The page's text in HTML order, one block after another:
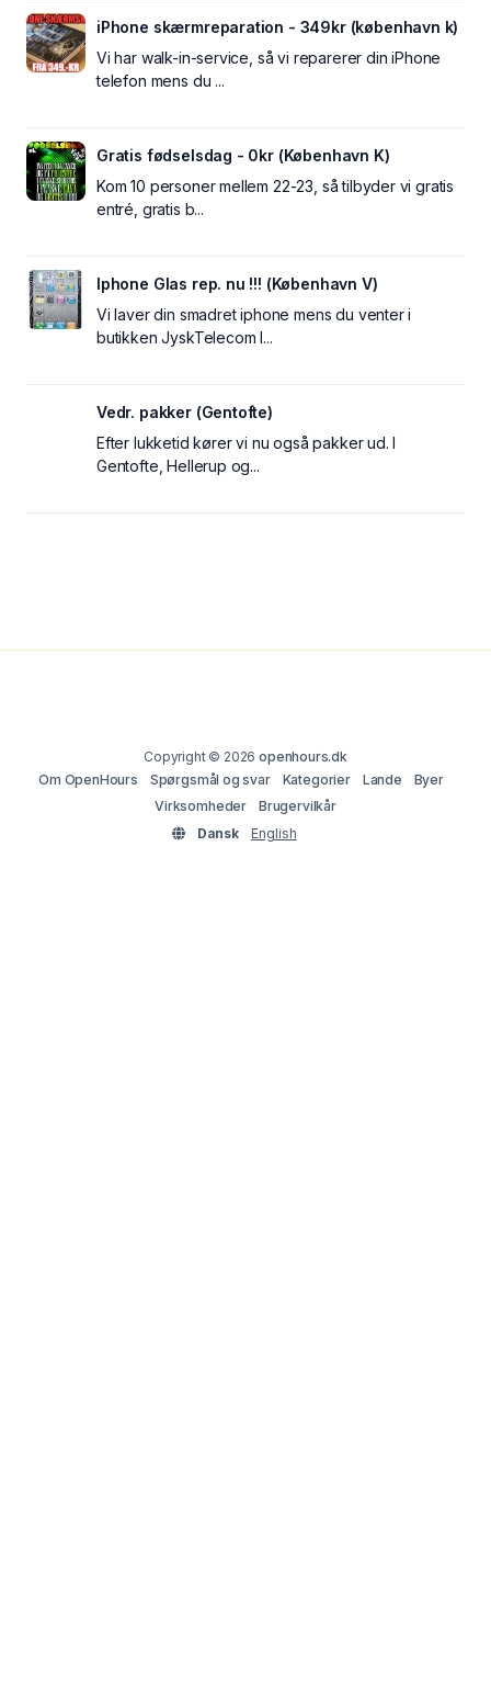
iPhone skærmreparation - 349kr (københavn k)
Vi har walk-in-service, så vi reparerer din iPhone
telefon mens du ...
Gratis fødselsdag - 0kr (København K)
Kom 10 personer mellem 22-23, så tilbyder vi gratis
entré, gratis b...
Iphone Glas rep. nu !!! (København V)
Vi laver din smadret iphone mens du venter i
butikken JyskTelecom I...
Vedr. pakker (Gentofte)
Efter lukketid kører vi nu også pakker ud. I
Gentofte, Hellerup og...
Copyright © 2026openhours.dk
Om OpenHours
Spørgsmål og svar Kategorier Lande
Byer
Virksomheder
Brugervilkår
Dansk
English